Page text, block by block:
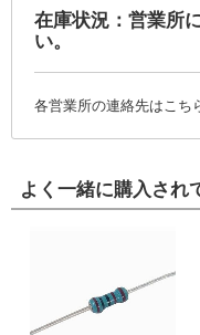
在庫状況：営業所
い。
各営業所の連絡先はこち
よく一緒に購入され